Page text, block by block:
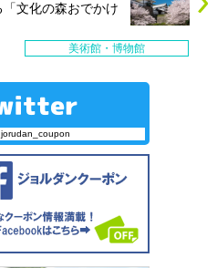
文化の森おでかけ
美術館・博物館